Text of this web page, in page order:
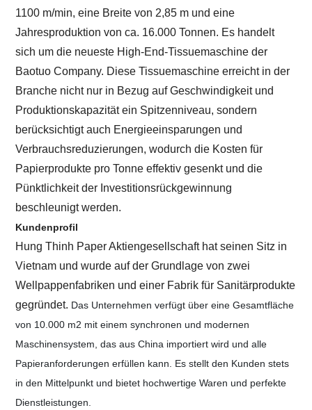
1100 m/min, eine Breite von 2,85 m und eine
Jahresproduktion von ca. 16.000 Tonnen. Es handelt
sich um die neueste High-End-Tissuemaschine der
Baotuo Company. Diese Tissuemaschine erreicht in der
Branche nicht nur in Bezug auf Geschwindigkeit und
Produktionskapazität ein Spitzenniveau, sondern
berücksichtigt auch Energieeinsparungen und
Verbrauchsreduzierungen, wodurch die Kosten für
Papierprodukte pro Tonne effektiv gesenkt und die
Pünktlichkeit der Investitionsrückgewinnung
beschleunigt werden.
Kundenprofil
Hung Thinh Paper Aktiengesellschaft hat seinen Sitz in
Vietnam und wurde auf der Grundlage von zwei
Wellpappenfabriken und einer Fabrik für Sanitärprodukte
gegründet. Das Unternehmen verfügt über eine Gesamtfläche
von 10.000 m2 mit einem synchronen und modernen
Maschinensystem, das aus China importiert wird und alle
Papieranforderungen erfüllen kann.
Es stellt den Kunden stets
in den Mittelpunkt und bietet hochwertige Waren und perfekte
Dienstleistungen.